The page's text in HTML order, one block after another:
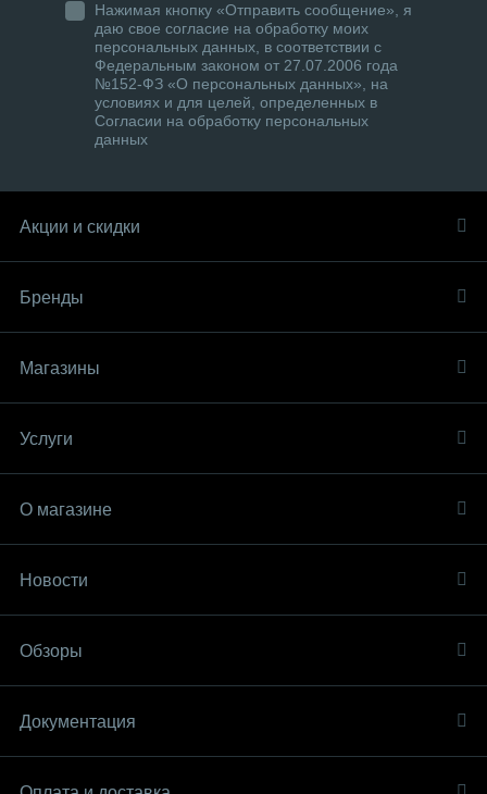
Нажимая кнопку «Отправить сообщение», я
даю свое согласие на обработку моих
персональных данных, в соответствии с
Федеральным законом от 27.07.2006 года
№152-ФЗ «О персональных данных», на
условиях и для целей, определенных в
Согласии на обработку персональных
данных
Акции и скидки
Бренды
Магазины
Услуги
О магазине
Новости
Обзоры
Документация